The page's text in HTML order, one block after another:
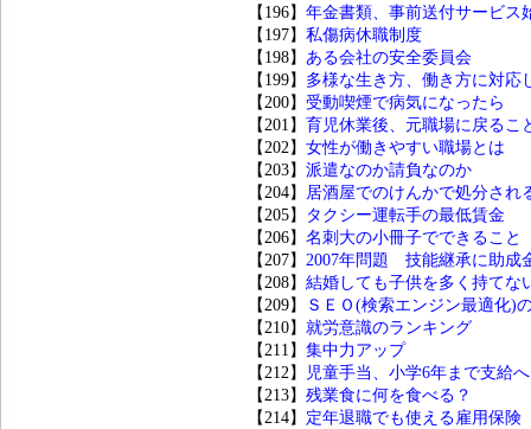
【196】 年金書類、事前送付サービス
【197】 私傷病休職制度
【198】 ある会社の安全委員会
【199】 多様な生き方、働き方に対応
【200】 受動喫煙で病気になったら
【201】 育児休業後、元職場に戻るこ
【202】 女性が働きやすい職場とは
【203】 派遣なのか請負なのか
【204】
居酒屋でのけんかで処分され
【205】
タクシー運転手の最低賃金
【206】 名刺大の小冊子でできること
【207】 2007年問題 技能継承に助成
【208】 結婚しても子供を多く持てな
【209】
ＳＥＯ(検索エンジン最適化)
【210】 就労意識のランキング
【211】 集中力アップ
【212】
児童手当、小学6年まで支給へ
【213】 残業食に何を食べる？
【214】 定年退職でも使える雇用保険